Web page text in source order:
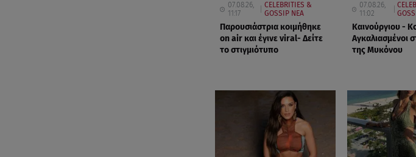
07.08.26,
11:17
CELEBRITIES &
GOSSIP ΝΕΑ
Παρουσιάστρια κοιμήθηκε
on air και έγινε viral- Δείτε
το στιγμιότυπο
07.08.26,
11:02
Καινούργιου -
Αγκαλιασμένοι
της Μυκόνου